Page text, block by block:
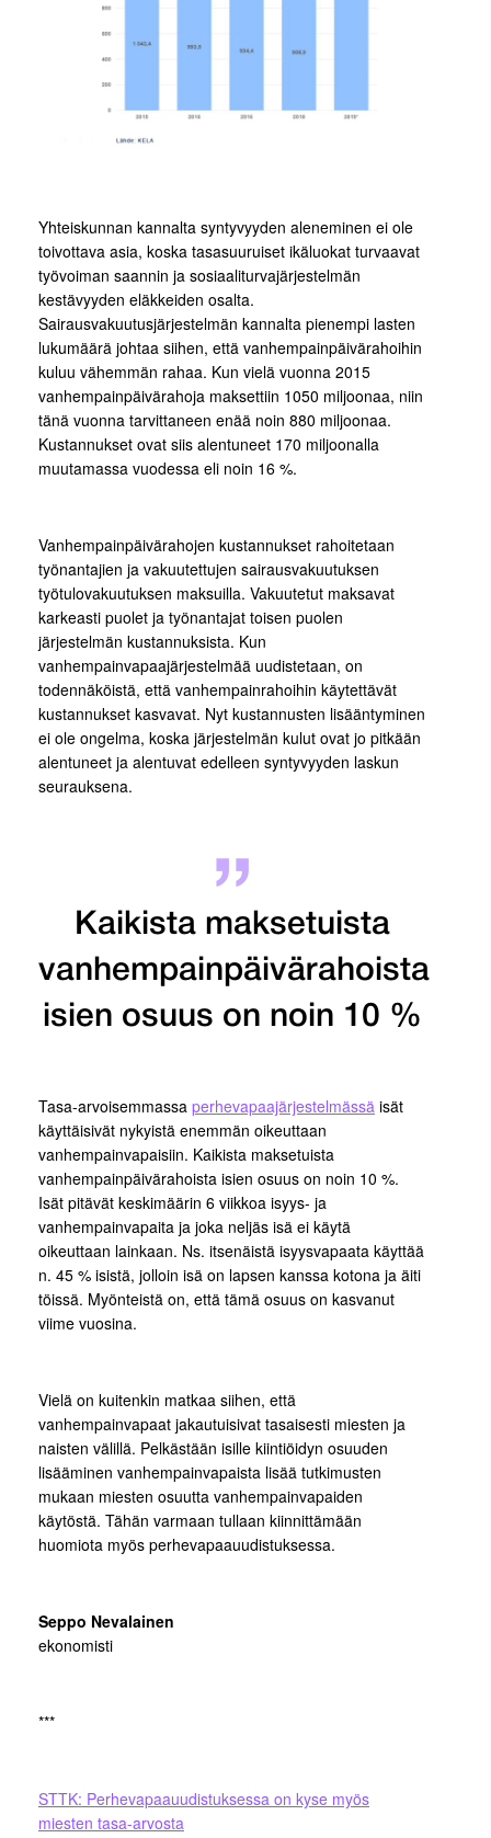
Yhteiskunnan kannalta syntyvyyden aleneminen ei ole
toivottava asia, koska tasasuuruiset ikäluokat turvaavat
työvoiman saannin ja sosiaaliturvajärjestelmän
kestävyyden eläkkeiden osalta.
Sairausvakuutusjärjestelmän kannalta pienempi lasten
lukumäärä johtaa siihen, että vanhempainpäivärahoihin
kuluu vähemmän rahaa. Kun vielä vuonna 2015
vanhempainpäivärahoja maksettiin 1050 miljoonaa, niin
tänä vuonna tarvittaneen enää noin 880 miljoonaa.
Kustannukset ovat siis alentuneet 170 miljoonalla
muutamassa vuodessa eli noin 16 %.
Vanhempainpäivärahojen kustannukset rahoitetaan
työnantajien ja vakuutettujen sairausvakuutuksen
työtulovakuutuksen maksuilla. Vakuutetut maksavat
karkeasti puolet ja työnantajat toisen puolen
järjestelmän kustannuksista. Kun
vanhempainvapaajärjestelmää uudistetaan, on
todennäköistä, että vanhempainrahoihin käytettävät
kustannukset kasvavat. Nyt kustannusten lisääntyminen
ei ole ongelma, koska järjestelmän kulut ovat jo pitkään
alentuneet ja alentuvat edelleen syntyvyyden laskun
seurauksena.
Kaikista maksetuista
vanhempainpäivärahoista
isien osuus on noin 10 %
Tasa-arvoisemmassa perhevapaajärjestelmässä isät
käyttäisivät nykyistä enemmän oikeuttaan
vanhempainvapaisiin. Kaikista maksetuista
vanhempainpäivärahoista isien osuus on noin 10 %.
Isät pitävät keskimäärin 6 viikkoa isyys- ja
vanhempainvapaita ja joka neljäs isä ei käytä
oikeuttaan lainkaan. Ns. itsenäistä isyysvapaata käyttää
n. 45 % isistä, jolloin isä on lapsen kanssa kotona ja äiti
töissä. Myönteistä on, että tämä osuus on kasvanut
viime vuosina.
Vielä on kuitenkin matkaa siihen, että
vanhempainvapaat jakautuisivat tasaisesti miesten ja
naisten välillä. Pelkästään isille kiintiöidyn osuuden
lisääminen vanhempainvapaista lisää tutkimusten
mukaan miesten osuutta vanhempainvapaiden
käytöstä. Tähän varmaan tullaan kiinnittämään
huomiota myös perhevapaauudistuksessa.
Seppo Nevalainen
ekonomisti
***
STTK: Perhevapaauudistuksessa on kyse myös
miesten tasa-arvosta